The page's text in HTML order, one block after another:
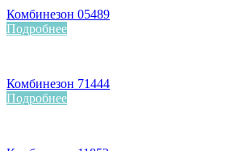
Комбинезон 05489
Подробнее
Комбинезон 71444
Подробнее